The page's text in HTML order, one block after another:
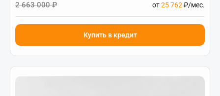
2 663 000 ₽ от25 762₽/мес.
Купить в кредит